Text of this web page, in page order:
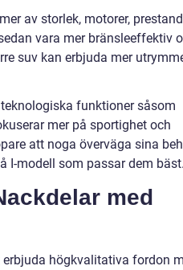
av storlek, motorer,
vara mer bränsleeffektiv
suv kan erbjuda mer
funktioner såsom
mer på sportighet och
att noga överväga sina
I-modell som passar dem
med
högkvalitativa fordon